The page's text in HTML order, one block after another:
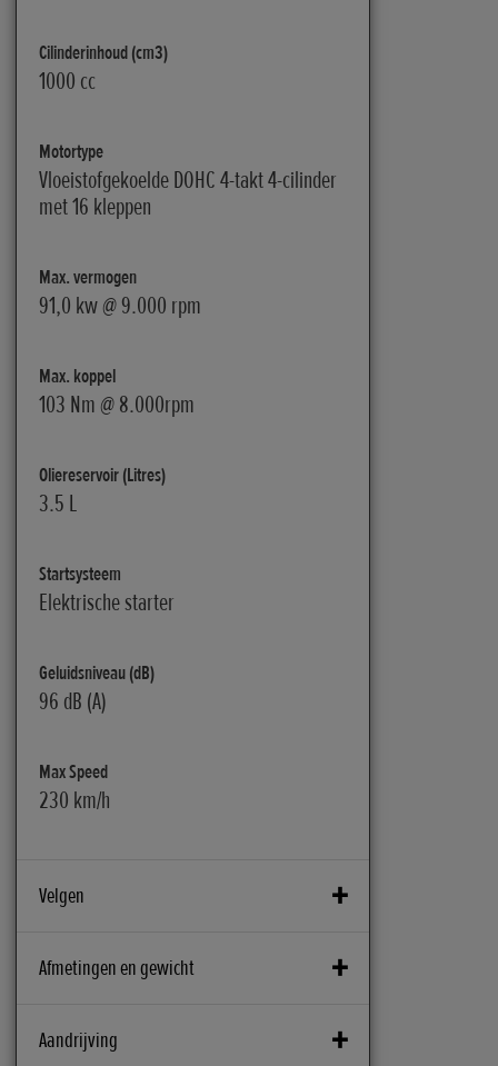
Cilinderinhoud (cm3)
1000 cc
Motortype
Vloeistofgekoelde DOHC 4-takt 4-cilinder
met 16 kleppen
Max. vermogen
91,0 kw @ 9.000 rpm
Max. koppel
103 Nm @ 8.000rpm
Oliereservoir (Litres)
3.5 L
Startsysteem
Elektrische starter
Geluidsniveau (dB)
96 dB (A)
Max Speed
230 km/h
Velgen
ABS System
Remmen voor
Afmetingen en gewicht
Accu (VAh)
Aandrijving